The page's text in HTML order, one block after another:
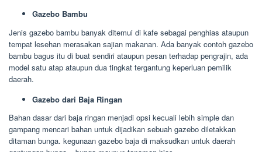
Gazebo Bambu
Jenis gazebo bambu banyak ditemui di kafe sebagai penghias ataupun
tempat lesehan merasakan sajian makanan. Ada banyak contoh gazebo
bambu bagus itu di buat sendiri ataupun pesan terhadap pengrajin, ada
model satu atap ataupun dua tingkat tergantung keperluan pemilik
daerah.
Gazebo dari Baja Ringan
Bahan dasar dari baja ringan menjadi opsi kecuali lebih simple dan
gampang mencari bahan untuk dijadikan sebuah gazebo diletakkan
ditaman bunga. kegunaan gazebo baja di maksudkan untuk daerah